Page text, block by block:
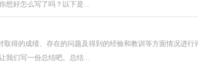
想好怎么写了吗？以下是...
取得的成绩、存在的问题及得到的经验和教训等方面情况进行
我们写一份总结吧。总结...